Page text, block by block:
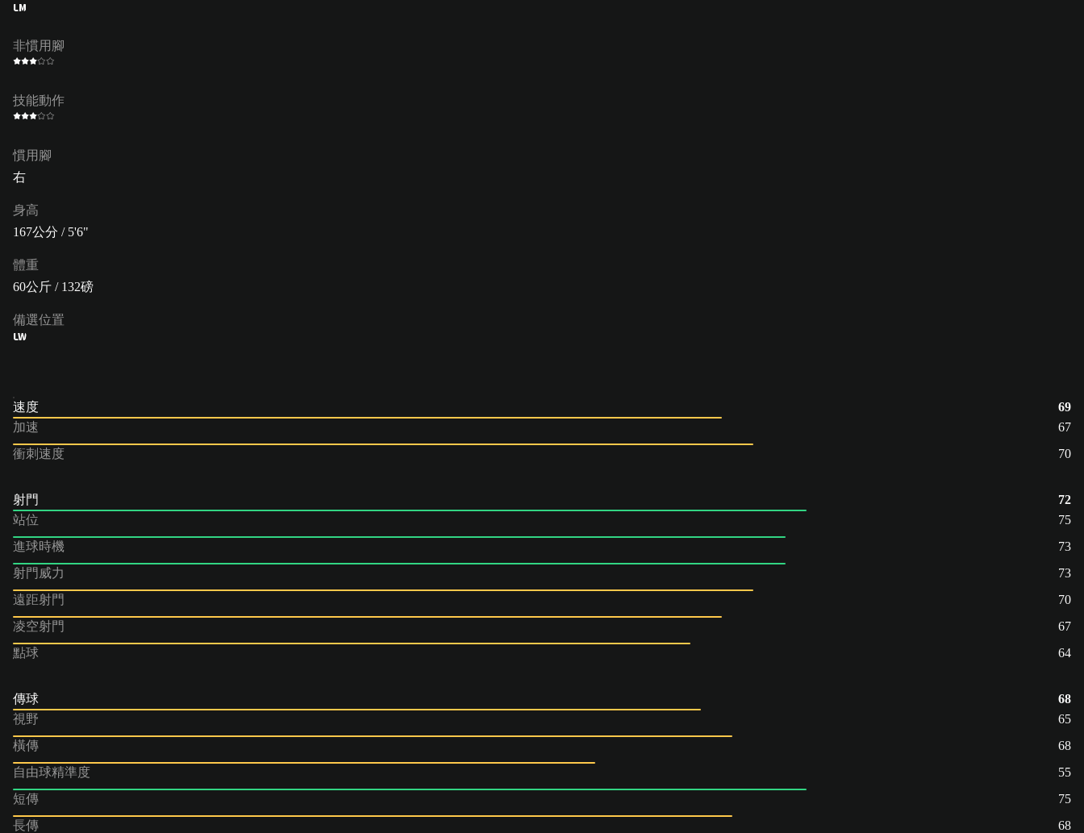
LM
非慣用腳
技能動作
慣用腳
右
身高
167公分 / 5'6"
體重
60公斤 / 132磅
備選位置
LW
速度
69
加速
67
衝刺速度
70
射門
72
站位
75
進球時機
73
射門威力
73
遠距射門
70
凌空射門
67
點球
64
傳球
68
視野
65
橫傳
68
自由球精準度
55
短傳
75
長傳
68